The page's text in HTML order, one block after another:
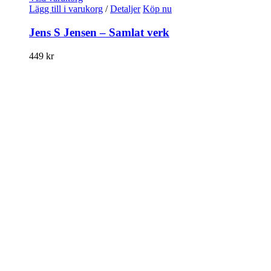
Lägg till i varukorg / Detaljer Köp nu
Jens S Jensen – Samlat verk
449 kr